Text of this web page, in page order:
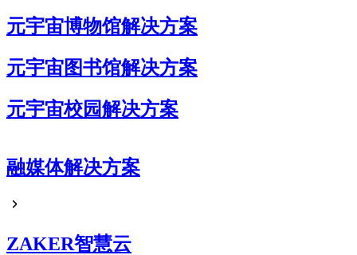
元宇宙博物馆解决方案
元宇宙图书馆解决方案
元宇宙校园解决方案
元宇宙电商解决方案
融媒体解决方案
ZAKER智慧云